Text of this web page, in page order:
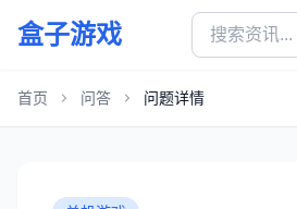
盒子游戏
首页 问答 问题详情